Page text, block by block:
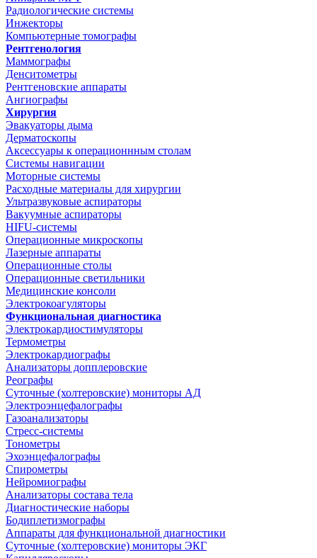
Радиологические системы
Инжекторы
Компьютерные томографы
Рентгенология
Маммографы
Денситометры
Рентгеновские аппараты
Ангиографы
Хирургия
Эвакуаторы дыма
Дерматоскопы
Аксессуары к операционнным столам
Системы навигации
Моторные системы
Расходные материалы для хирургии
Ультразвуковые аспираторы
Вакуумные аспираторы
HIFU-системы
Операционные микроскопы
Лазерные аппараты
Операционные столы
Операционные светильники
Медицинские консоли
Электрокоагуляторы
Функциональная диагностика
Электрокардиостимуляторы
Термометры
Электрокардиографы
Анализаторы допплеровские
Реографы
Суточные (холтеровские) мониторы АД
Электроэнцефалографы
Газоанализаторы
Стресс-системы
Тонометры
Эхоэнцефалографы
Спирометры
Нейромиографы
Анализаторы состава тела
Диагностические наборы
Бодиплетизмографы
Аппараты для функциональной диагностики
Суточные (холтеровские) мониторы ЭКГ